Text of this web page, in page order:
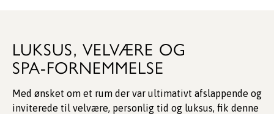
LUKSUS, VELVÆRE OG
SPA-FORNEMMELSE
Med ønsket om et rum der var ultimativt afslappende og
inviterede til velvære, personlig tid og luksus, fik denne